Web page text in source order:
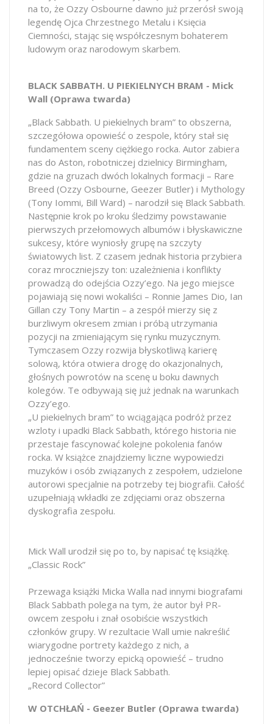
na to, że Ozzy Osbourne dawno już przerósł swoją
legendę Ojca Chrzestnego Metalu i Księcia
Ciemności, stając się współczesnym bohaterem
ludowym oraz narodowym skarbem.
BLACK SABBATH. U PIEKIELNYCH BRAM - Mick
Wall (Oprawa twarda)
„Black Sabbath. U piekielnych bram” to obszerna,
szczegółowa opowieść o zespole, który stał się
fundamentem sceny ciężkiego rocka. Autor zabiera
nas do Aston, robotniczej dzielnicy Birmingham,
gdzie na gruzach dwóch lokalnych formacji – Rare
Breed (Ozzy Osbourne, Geezer Butler) i Mythology
(Tony Iommi, Bill Ward) – narodził się Black Sabbath.
Następnie krok po kroku śledzimy powstawanie
pierwszych przełomowych albumów i błyskawiczne
sukcesy, które wyniosły grupę na szczyty
światowych list. Z czasem jednak historia przybiera
coraz mroczniejszy ton: uzależnienia i konflikty
prowadzą do odejścia Ozzy’ego. Na jego miejsce
pojawiają się nowi wokaliści – Ronnie James Dio, Ian
Gillan czy Tony Martin – a zespół mierzy się z
burzliwym okresem zmian i próbą utrzymania
pozycji na zmieniającym się rynku muzycznym.
Tymczasem Ozzy rozwija błyskotliwą karierę
solową, która otwiera drogę do okazjonalnych,
głośnych powrotów na scenę u boku dawnych
kolegów. Te odbywają się już jednak na warunkach
Ozzy’ego.
„U piekielnych bram” to wciągająca podróż przez
wzloty i upadki Black Sabbath, którego historia nie
przestaje fascynować kolejne pokolenia fanów
rocka. W książce znajdziemy liczne wypowiedzi
muzyków i osób związanych z zespołem, udzielone
autorowi specjalnie na potrzeby tej biografii. Całość
uzupełniają wkładki ze zdjęciami oraz obszerna
dyskografia zespołu.
Mick Wall urodził się po to, by napisać tę książkę.
„Classic Rock”
Przewaga książki Micka Walla nad innymi biografami
Black Sabbath polega na tym, że autor był PR-
owcem zespołu i znał osobiście wszystkich
członków grupy. W rezultacie Wall umie nakreślić
wiarygodne portrety każdego z nich, a
jednocześnie tworzy epicką opowieść – trudno
lepiej opisać dzieje Black Sabbath.
„Record Collector”
W OTCHŁAŃ - Geezer Butler (Oprawa twarda)